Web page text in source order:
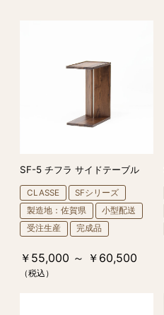
SF-5 チフラ サイドテーブル
CLASSE
SFシリーズ
製造地：佐賀県
小型配送
受注生産
完成品
￥55,000 ～ ￥60,500
（税込）